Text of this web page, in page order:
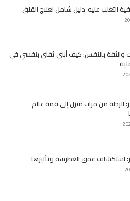
التغلب عليه: دليل شامل لعلاج القلق
والثقة بالنفس: كيف أبني ثقتي بنفسي في
الرحلة من مرآب منزل إلى قمة عالم
استكشاف عمق الغطرسة وتأثيرها